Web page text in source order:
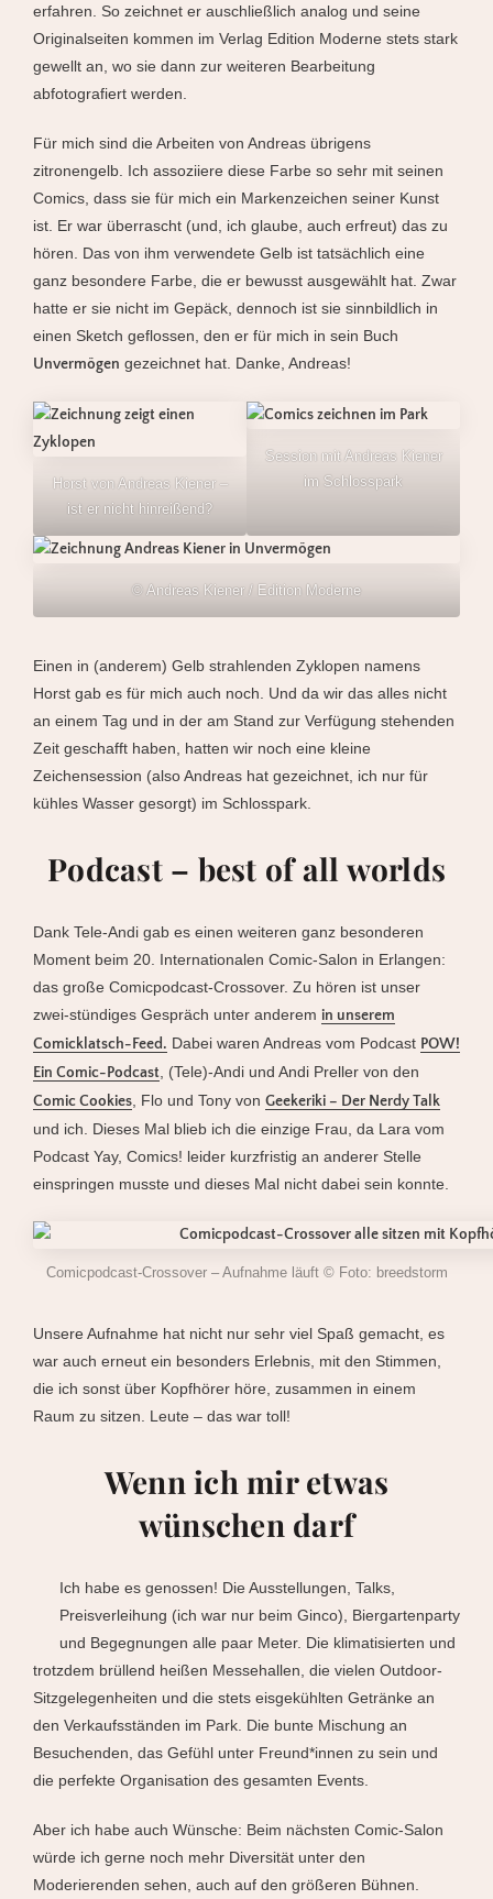
erfahren. So zeichnet er auschließlich analog und seine
Originalseiten kommen im Verlag Edition Moderne stets stark
gewellt an, wo sie dann zur weiteren Bearbeitung
abfotografiert werden.
Für mich sind die Arbeiten von Andreas übrigens
zitronengelb. Ich assoziiere diese Farbe so sehr mit seinen
Comics, dass sie für mich ein Markenzeichen seiner Kunst
ist. Er war überrascht (und, ich glaube, auch erfreut) das zu
hören. Das von ihm verwendete Gelb ist tatsächlich eine
ganz besondere Farbe, die er bewusst ausgewählt hat. Zwar
hatte er sie nicht im Gepäck, dennoch ist sie sinnbildlich in
einen Sketch geflossen, den er für mich in sein Buch
Unvermögen gezeichnet hat. Danke, Andreas!
Horst von Andreas Kiener –
ist er nicht hinreißend?
Session mit Andreas Kiener
im Schlosspark
© Andreas Kiener / Edition Moderne
Einen in (anderem) Gelb strahlenden Zyklopen namens
Horst gab es für mich auch noch. Und da wir das alles nicht
an einem Tag und in der am Stand zur Verfügung stehenden
Zeit geschafft haben, hatten wir noch eine kleine
Zeichensession (also Andreas hat gezeichnet, ich nur für
kühles Wasser gesorgt) im Schlosspark.
Podcast – best of all worlds
Dank Tele-Andi gab es einen weiteren ganz besonderen
Moment beim 20. Internationalen Comic-Salon in Erlangen:
das große Comicpodcast-Crossover. Zu hören ist unser
zwei-stündiges Gespräch unter anderem in unserem
Comicklatsch-Feed. Dabei waren Andreas vom Podcast POW!
Ein Comic-Podcast , (Tele)-Andi und Andi Preller von den
Comic Cookies , Flo und Tony von Geekeriki – Der Nerdy Talk
und ich. Dieses Mal blieb ich die einzige Frau, da Lara vom
Podcast Yay, Comics! leider kurzfristig an anderer Stelle
einspringen musste und dieses Mal nicht dabei sein konnte.
Comicpodcast-Crossover – Aufnahme läuft © Foto: breedstorm
Unsere Aufnahme hat nicht nur sehr viel Spaß gemacht, es
war auch erneut ein besonders Erlebnis, mit den Stimmen,
die ich sonst über Kopfhörer höre, zusammen in einem
Raum zu sitzen. Leute – das war toll!
Wenn ich mir etwas
wünschen darf
Ich habe es genossen! Die Ausstellungen, Talks,
Preisverleihung (ich war nur beim Ginco), Biergartenparty
und Begegnungen alle paar Meter. Die klimatisierten und
trotzdem brüllend heißen Messehallen, die vielen Outdoor-
Sitzgelegenheiten und die stets eisgekühlten Getränke an
den Verkaufsständen im Park. Die bunte Mischung an
Besuchenden, das Gefühl unter Freund*innen zu sein und
die perfekte Organisation des gesamten Events.
Aber ich habe auch Wünsche: Beim nächsten Comic-Salon
würde ich gerne noch mehr Diversität unter den
Moderierenden sehen, auch auf den größeren Bühnen.